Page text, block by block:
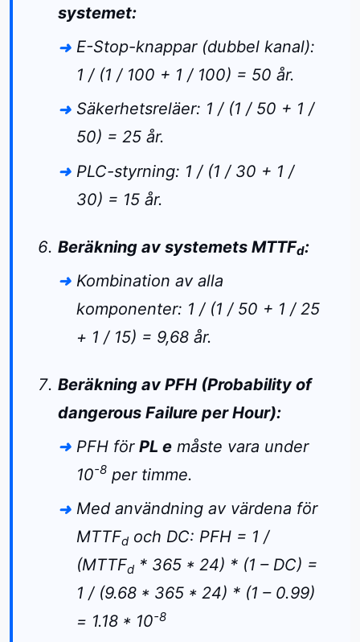
systemet:
E-Stop-knappar (dubbel kanal):
1 / (1 / 100 + 1 / 100) = 50 år.
Säkerhetsreläer: 1 / (1 / 50 + 1 /
50) = 25 år.
PLC-styrning: 1 / (1 / 30 + 1 /
30) = 15 år.
Beräkning av systemets MTTFd:
Kombination av alla
komponenter: 1 / (1 / 50 + 1 / 25
+ 1 / 15) = 9,68 år.
Beräkning av PFH (Probability of
dangerous Failure per Hour):
PFH förPL e måste vara under
10-8 per timme.
Med användning av värdena för
MTTFd och DC: PFH = 1 /
(MTTFd * 365 * 24) * (1 – DC) =
1 / (9.68 * 365 * 24) * (1 – 0.99)
= 1.18 * 10-8